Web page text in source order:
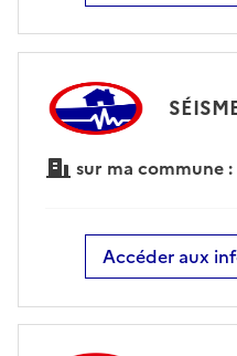
sur ma commune :
Accéder aux